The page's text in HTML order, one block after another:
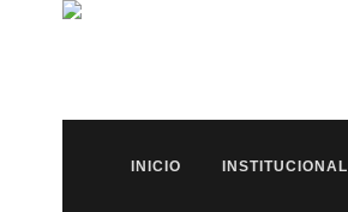
INICIO INSTITUCIONAL